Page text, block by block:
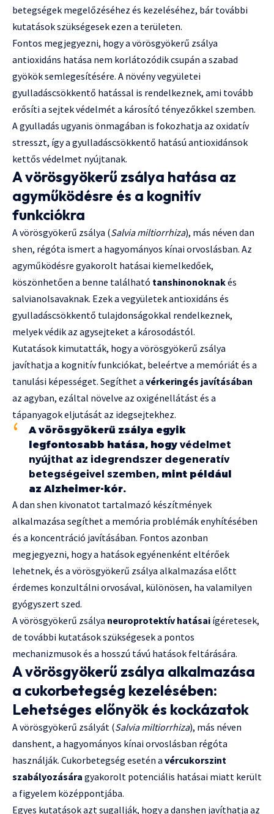
betegségek megelőzéséhez és kezeléséhez, bár további
kutatások szükségesek ezen a területen.
Fontos megjegyezni, hogy a vörösgyökerű zsálya
antioxidáns hatása nem korlátozódik csupán a szabad
gyökök semlegesítésére. A növény vegyületei
gyulladáscsökkentő hatással is rendelkeznek, ami tovább
erősíti a sejtek védelmét a károsító tényezőkkel szemben.
A gyulladás ugyanis önmagában is fokozhatja az oxidatív
stresszt, így a gyulladáscsökkentő hatású antioxidánsok
kettős védelmet nyújtanak.
A vörösgyökerű zsálya hatása az
agyműködésre és a kognitív
funkciókra
A vörösgyökerű zsálya (Salvia miltiorrhiza), más néven dan
shen, régóta ismert a hagyományos kínai orvoslásban. Az
agyműködésre gyakorolt hatásai kiemelkedőek,
köszönhetően a benne található tanshinonoknakés
salvianolsavaknak. Ezek a vegyületek antioxidáns és
gyulladáscsökkentő tulajdonságokkal rendelkeznek,
melyek védik az agysejteket a károsodástól.
Kutatások kimutatták, hogy a vörösgyökerű zsálya
javíthatja a kognitív funkciókat, beleértve a memóriát és a
tanulási képességet. Segíthet a vérkeringés javításában
az agyban, ezáltal növelve az oxigénellátást és a
tápanyagok eljutását az idegsejtekhez.
A vörösgyökerű zsálya egyik
legfontosabb hatása, hogy védelmet
nyújthat az idegrendszer degeneratív
betegségeivel szemben, mint például
az Alzheimer-kór.
A dan shen kivonatot tartalmazó készítmények
alkalmazása segíthet a memória problémák enyhítésében
és a koncentráció javításában. Fontos azonban
megjegyezni, hogy a hatások egyénenként eltérőek
lehetnek, és a vörösgyökerű zsálya alkalmazása előtt
érdemes konzultálni orvosával, különösen, ha valamilyen
gyógyszert szed.
A vörösgyökerű zsálya neuroprotektív hatásai ígéretesek,
de további kutatások szükségesek a pontos
mechanizmusok és a hosszú távú hatások feltárására.
A vörösgyökerű zsálya alkalmazása
a cukorbetegség kezelésében:
Lehetséges előnyök és kockázatok
A vörösgyökerű zsályát (Salvia miltiorrhiza), más néven
danshent, a hagyományos kínai orvoslásban régóta
használják. Cukorbetegség esetén a vércukorszint
szabályozására gyakorolt potenciális hatásai miatt került
a figyelem középpontjába.
Egyes kutatások azt sugallják, hogy a danshen javíthatja az